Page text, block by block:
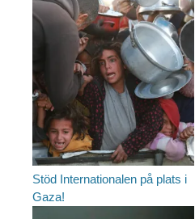
Stöd Internationalen på plats i
Gaza!